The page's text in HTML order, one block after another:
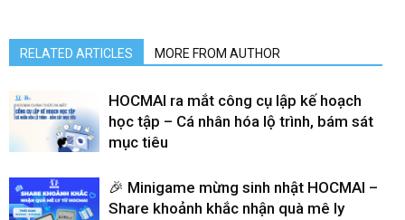
RELATED ARTICLES MORE FROM AUTHOR
HOCMAI ra mắt công cụ lập kế hoạch
học tập – Cá nhân hóa lộ trình, bám sát
mục tiêu
🎉 Minigame mừng sinh nhật HOCMAI –
Share khoảnh khắc nhận quà mê ly